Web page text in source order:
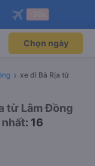
Mở app
qua
Mở app
Chọn ngày
xe đi Bà Rịa từ
từ Lâm Đồng
: 16